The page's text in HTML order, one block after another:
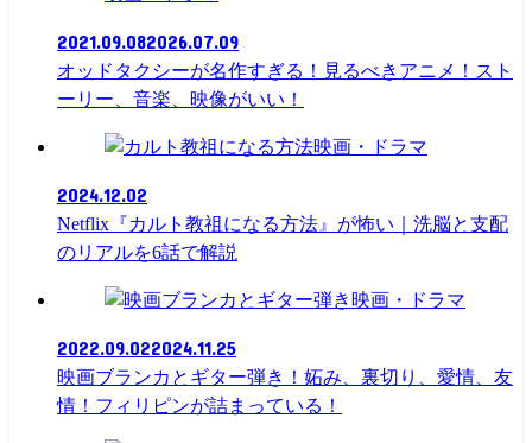
2021.09.082026.07.09
オッドタクシーが名作すぎる！見るべきアニメ！スト
ーリー、音楽、映像がいい！
映画・ドラマ
2024.12.02
Netflix『カルト教祖になる方法』が怖い｜洗脳と支配
のリアルを6話で解説
映画・ドラマ
2022.09.022024.11.25
映画ブランカとギター弾き！妬み、裏切り、愛情、友
情！フィリピンが詰まっている！